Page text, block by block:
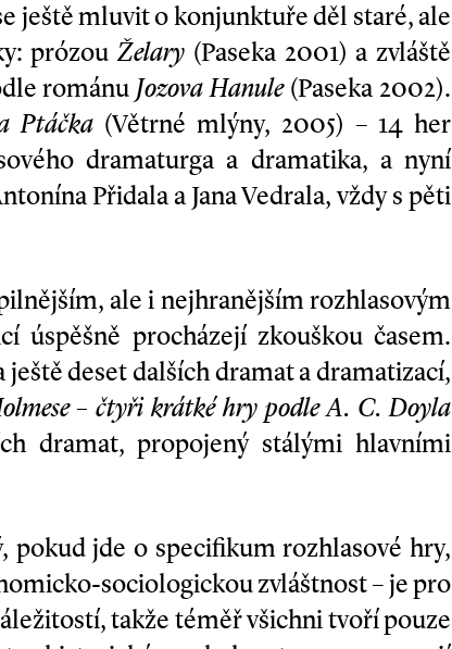
ještě mluvit o konjunktuře děl staré, ale
prózou Želary(Paseka 2001) a zvláště
románu Jozova Hanule(Paseka 2002).
Ptáčka(Větrné mlýny, 2005) – 14 her
dramaturga a dramatika, a nyní
Přidala a Jana Vedrala, vždy s pěti
ale i nejhranějším rozhlasovým
úspěšně procházejí zkouškou časem.
deset dalších dramat a dramatizací,
– čtyři krátké hry podle A. C. Doyla
dramat, propojený stálými hlavními
jde o specifikum rozhlasové hry,
sociologickou zvláštnost – je pro
takže téměř všichni tvoří pouze